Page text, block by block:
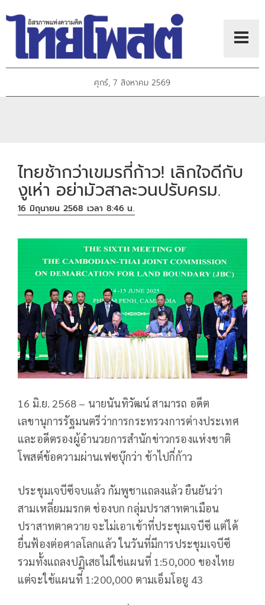
ศุกร์, 7 สิงหาคม 2569
ไทยช้ากว่าเขมรกี่ก้าว! เลิกใจดีกับ
งูเห่า อย่ามัวสาละวนปรับครม.
16 มิถุนายน 2568 เวลา 8:46 น.
16 มิ.ย. 2568 – นายนันทิวัฒน์ สามารถ อดีต
เลขานุการรัฐมนตรีว่าการกระทรวงการต่างประเทศ
และอดีตรองผู้อำนวยการสำนักข่าวกรองแห่งชาติ
โพสต์ข้อความผ่านเฟซบุ๊กว่า ช้าไปกี่ก้าว
ประชุมเจบีซีจบแล้ว กัมพูชาแถลงแล้ว ยืนยันว่า
สามเหลี่ยมมรกต ช่องบก กลุ่มปราสาทตาเมือน
ปราสาทตาควาย จะไม่เอาเข้าที่ประชุมเจบีซี แต่ได้
ยื่นฟ้องต่อศาลโลกแล้ว ในวันที่มีการประชุมเจบีซี
รวมทั้งแถลงปฏิเสธไม่ใช่แผนที่ 1:50,000 ของไทย
แต่จะใช้แผนที่ 1:200,000 ตามเอ็มโอยู 43